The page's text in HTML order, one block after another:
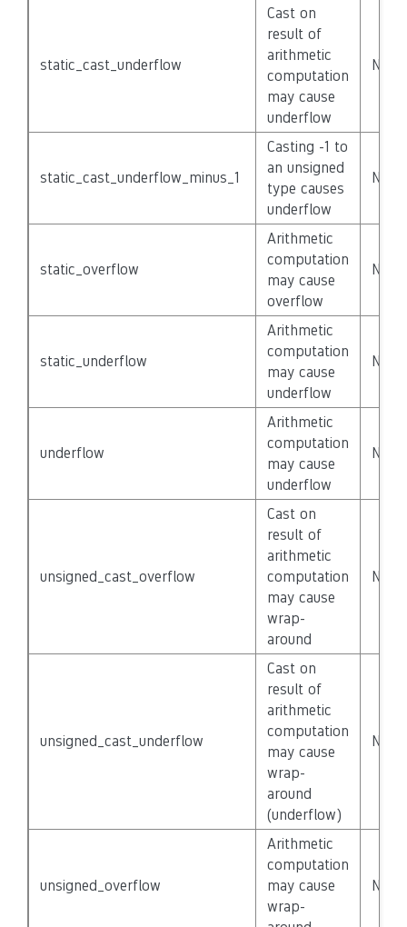
static_cast_underflow
Cast on
result of
arithmetic
computation
may cause
underflow
None
static_cast_underflow_minus_1
Casting -1 to
an unsigned
type causes
underflow
None
static_overflow
Arithmetic
computation
may cause
overflow
None
static_underflow
Arithmetic
computation
may cause
underflow
None
underflow
Arithmetic
computation
may cause
underflow
None
unsigned_cast_overflow
Cast on
result of
arithmetic
computation
may cause
wrap-
around
None
unsigned_cast_underflow
Cast on
result of
arithmetic
computation
may cause
wrap-
around
(underflow)
None
unsigned_overflow
Arithmetic
computation
may cause
wrap-
None